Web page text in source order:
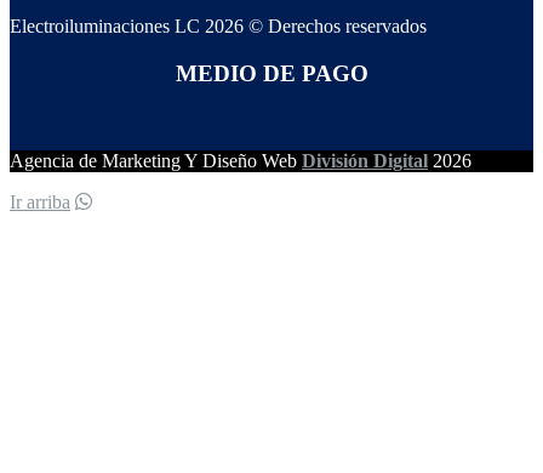
Electroiluminaciones LC 2026 © Derechos reservados
MEDIO DE PAGO
Agencia de Marketing Y Diseño Web División Digital 2026
Ir arriba